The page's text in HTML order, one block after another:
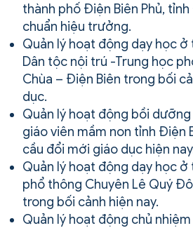
thành phố Điện Biên Phủ,
chuẩn hiệu trưởng.
Quản lý hoạt động dạy học
Dân tộc nội trú -Trung học
Chùa – Điện Biên trong bối
dục.
Quản lý hoạt động bồi
giáo viên mầm non tỉnh Điện
cầu đổi mới giáo dục hiện
Quản lý hoạt động dạy học
phổ thông Chuyên Lê Quý
trong bối cảnh hiện nay.
Quản lý hoạt động chủ